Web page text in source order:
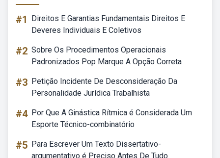
#1
Direitos E Garantias Fundamentais Direitos E
Deveres Individuais E Coletivos
#2 Sobre Os Procedimentos Operacionais
Padronizados Pop Marque A Opção Correta
#3 Petição Incidente De Desconsideração Da
Personalidade Jurídica Trabalhista
#4 Por Que A Ginástica Rítmica é Considerada Um
Esporte Técnico-combinatório
#5 Para Escrever Um Texto Dissertativo-
argumentativo é Preciso Antes De Tudo